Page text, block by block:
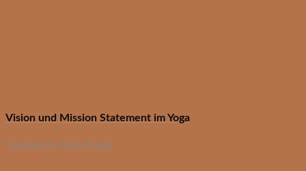
Vision und Mission Statement im Yoga
Created by Nick Runia